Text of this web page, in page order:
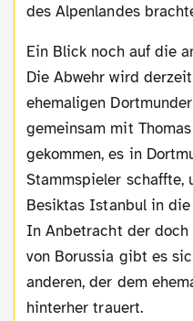
des Alpenlandes
Ein Blick noch auf die anderen Mannschaftsteile:
Die Abwehr wird
ehemaligen
gemeinsam mit
gekommen, es in
Stammspieler schaffte,
Besiktas Istanbul in
In Anbetracht der
von Borussia gibt es
anderen, der dem
hinterher trauert.